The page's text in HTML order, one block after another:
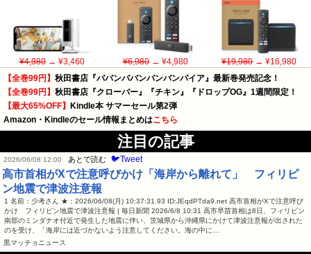
¥4,980→ ¥3,460 ¥6,980→ ¥4,980 ¥19,980→ ¥16,980
【全巻99円】 秋田書店『ババンババンバンバンパイア』最新巻発売記念！
【全巻99円】 秋田書店『クローバー』『チキン』『ドロップOG』1週間限定！
【最大65%OFF】
Kindle本 サマーセール第2弾
Amazon・Kindleのセール情報まとめはこちら
注目の記事
2026/06/08 12:00 あとで読む 🐦Tweet
高市首相がXで注意呼びかけ「海岸から離れて」 フィリピ
ン地震で津波注意報
1 名前：少考さん ★：2026/06/08(月) 10:37:31.93 ID:JEqdPTda9.net 高市首相がXで注意呼び
かけ フィリピン地震で津波注意報 | 毎日新聞 2026/6/8 10:31 高市早苗首相は8日、フィリピン
南部のミンダナオ付近で発生した地震に伴い、茨城県から沖縄県にかけて津波注意報が出された
のを受け、「海岸には近づかないよう注意してください。海の中に…
黒マッチョニュース